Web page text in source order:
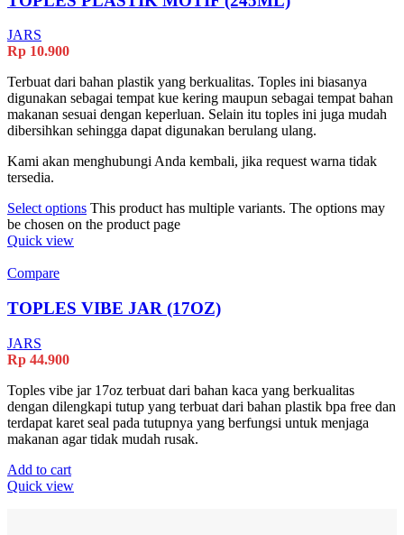
JARS
Rp 10.900
Terbuat dari bahan plastik yang berkualitas. Toples ini biasanya
digunakan sebagai tempat kue kering maupun sebagai tempat bahan
makanan sesuai dengan keperluan. Selain itu toples ini juga mudah
dibersihkan sehingga dapat digunakan berulang ulang.
Kami akan menghubungi Anda kembali, jika request warna tidak
tersedia.
Select options This product has multiple variants. The options may
be chosen on the product page
Quick view
Compare
TOPLES VIBE JAR (17OZ)
JARS
Rp 44.900
Toples vibe jar 17oz terbuat dari bahan kaca yang berkualitas
dengan dilengkapi tutup yang terbuat dari bahan plastik bpa free dan
terdapat karet seal pada tutupnya yang berfungsi untuk menjaga
makanan agar tidak mudah rusak.
Add to cart
Quick view